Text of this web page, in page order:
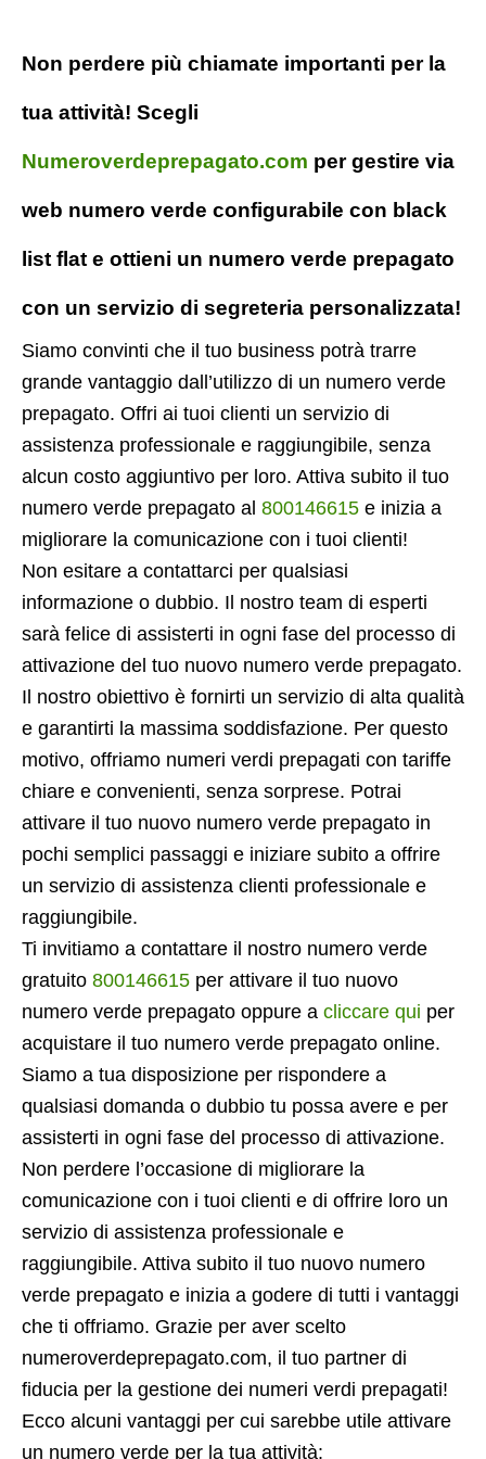
Non perdere più chiamate importanti per la
tua attività! Scegli
Numeroverdeprepagato.com per gestire via
web numero verde configurabile con black
list flat e ottieni un numero verde prepagato
con un servizio di segreteria personalizzata!
Siamo convinti che il tuo business potrà trarre
grande vantaggio dall’utilizzo di un numero verde
prepagato. Offri ai tuoi clienti un servizio di
assistenza professionale e raggiungibile, senza
alcun costo aggiuntivo per loro. Attiva subito il tuo
numero verde prepagato al 800146615 e inizia a
migliorare la comunicazione con i tuoi clienti!
Non esitare a contattarci per qualsiasi
informazione o dubbio. Il nostro team di esperti
sarà felice di assisterti in ogni fase del processo di
attivazione del tuo nuovo numero verde prepagato.
Il nostro obiettivo è fornirti un servizio di alta qualità
e garantirti la massima soddisfazione. Per questo
motivo, offriamo numeri verdi prepagati con tariffe
chiare e convenienti, senza sorprese. Potrai
attivare il tuo nuovo numero verde prepagato in
pochi semplici passaggi e iniziare subito a offrire
un servizio di assistenza clienti professionale e
raggiungibile.
Ti invitiamo a contattare il nostro numero verde
gratuito 800146615 per attivare il tuo nuovo
numero verde prepagato oppure a cliccare qui per
acquistare il tuo numero verde prepagato online.
Siamo a tua disposizione per rispondere a
qualsiasi domanda o dubbio tu possa avere e per
assisterti in ogni fase del processo di attivazione.
Non perdere l’occasione di migliorare la
comunicazione con i tuoi clienti e di offrire loro un
servizio di assistenza professionale e
raggiungibile. Attiva subito il tuo nuovo numero
verde prepagato e inizia a godere di tutti i vantaggi
che ti offriamo. Grazie per aver scelto
numeroverdeprepagato.com, il tuo partner di
fiducia per la gestione dei numeri verdi prepagati!
Ecco alcuni vantaggi per cui sarebbe utile attivare
un numero verde per la tua attività: